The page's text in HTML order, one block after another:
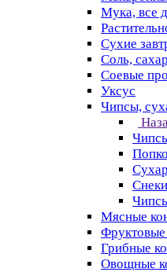
Мука, все
Сухие
Соль, сахар
Соевые
Уксус
Чипсы,
Снеки
Мясные
Фруктовые
Грибные
Овощные